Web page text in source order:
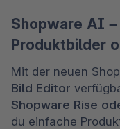
Shopware AI
Produktbilder
Bild Editor
Shopware Rise
du einfache